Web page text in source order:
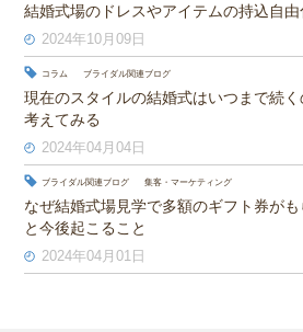
結婚式場のドレスやアイテムの持込自由
2024年10月09日
コラム ブライダル関連ブログ
現在のスタイルの結婚式はいつまで続
考えてみる
2024年04月04日
ブライダル関連ブログ 集客・マーケティング
なぜ結婚式場見学で多額のギフト券が
と今後起こること
2024年04月01日